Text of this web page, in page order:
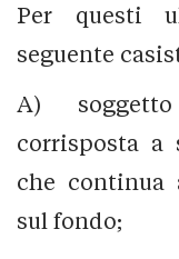
Per questi
seguente
A)
corrisposta a
che continua
sul fondo;